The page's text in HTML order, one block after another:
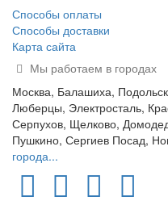
Способы оплаты
Способы доставки
Карта сайта
Мы работаем в городах
Москва, Балашиха,
Люберцы, Электросталь,
Серпухов, Щелково,
Пушкино, Сергиев Посад,
города...